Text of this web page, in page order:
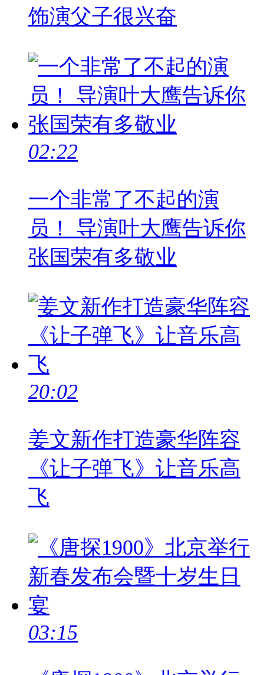
饰演父子很兴奋
02:22
一个非常了不起的演
员！ 导演叶大鹰告诉你
张国荣有多敬业
20:02
姜文新作打造豪华阵容
《让子弹飞》让音乐高
飞
03:15